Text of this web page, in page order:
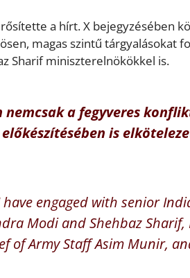
a hírt. X bejegyzésében
magas szintű tárgyalásokat
Sharif miniszterelnökökkel is.
a fegyveres
is
engaged with senior
Modi and Shehbaz Sharif,
of Army Staff Asim Munir,